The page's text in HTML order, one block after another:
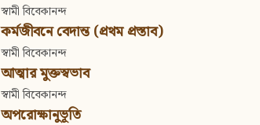
স্বামী বিবেকানন্দ
কর্মজীবনে বেদান্ত (প্রথম প্রস্তাব)
স্বামী বিবেকানন্দ
আত্মার মুক্তস্বভাব
স্বামী বিবেকানন্দ
অপরোক্ষানুভূতি